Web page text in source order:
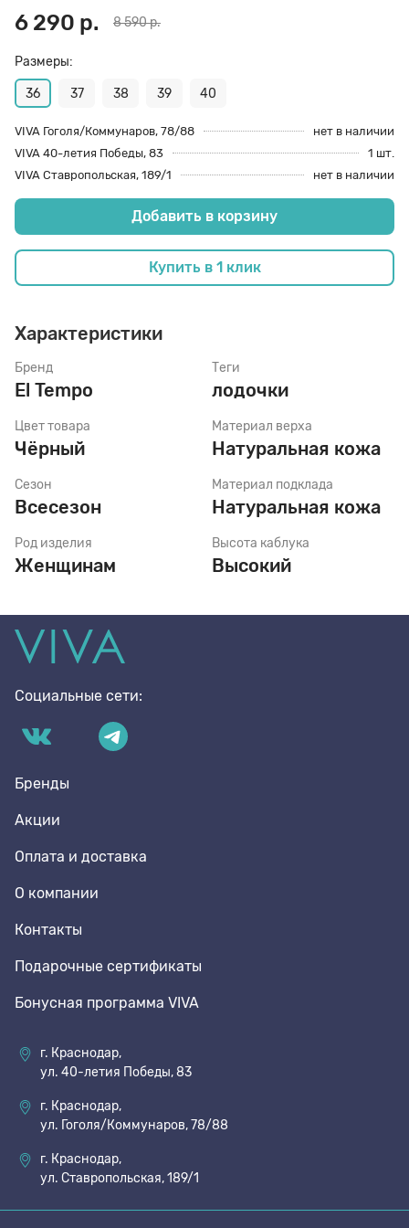
6 290 р. 8 590 р.
Размеры:
36 37 38 39 40
VIVA Гоголя/Коммунаров, 78/88
нет в наличии
VIVA 40-летия Победы, 83
1 шт.
VIVA Ставропольская, 189/1
нет в наличии
Добавить в корзину
Купить в 1 клик
Характеристики
Бренд
El Tempo
Цвет товара
Чёрный
Сезон
Всесезон
Род изделия
Женщинам
Теги
лодочки
Материал верха
Натуральная кожа
Материал подклада
Натуральная кожа
Высота каблука
Высокий
Социальные сети:
Бренды
Акции
Оплата и доставка
О компании
Контакты
Подарочные сертификаты
Бонусная программа VIVA
г. Краснодар,
ул. 40-летия Победы, 83
г. Краснодар,
ул. Гоголя/Коммунаров, 78/88
г. Краснодар,
ул. Ставропольская, 189/1
70 den
8 den
Подпяточники
Полустельки
Пропитка
Пяткоудерживатели
Растяжитель и Очиститель
Рожки